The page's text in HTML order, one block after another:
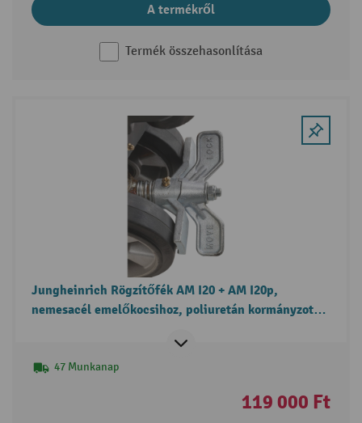
A termékről
Termék összehasonlítása
Jungheinrich Rögzítőfék AM I20 + AM I20p,
nemesacél emelőkocsihoz, poliuretán kormányzott
47 Munkanap
119 000 Ft